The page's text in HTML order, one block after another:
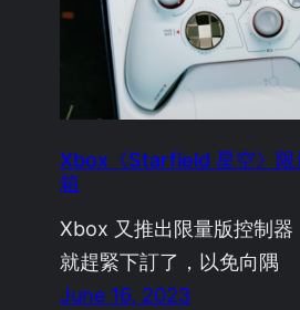
Xbox《Starfield 星空》限
箱
Xbox 又推出限量版控制器
就趕緊下訂了，以免向隅
June 16, 2023